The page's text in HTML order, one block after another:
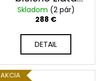
23236/BX
Skladom (2 pár)
288 €
DETAIL
AKCIA